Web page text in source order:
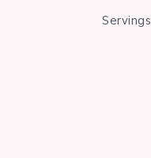
Servings